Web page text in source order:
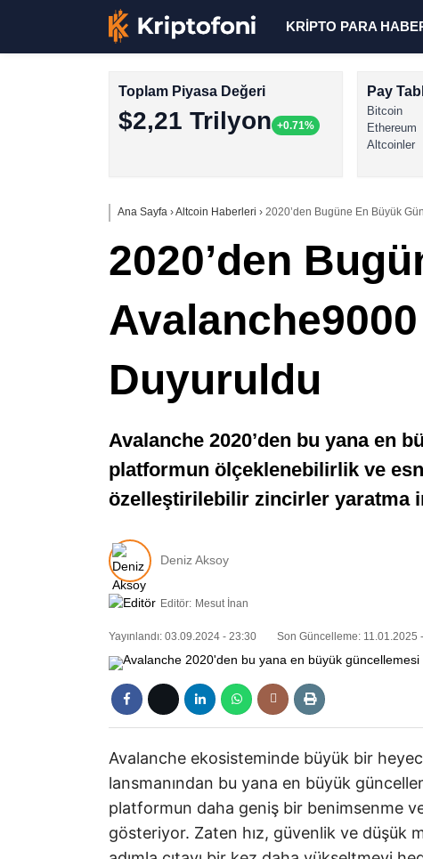
KRİPTO PARA
Toplam Piyasa Değeri
$2,21 Trilyon +0.71%
Pay
Bitcoin
Ethereum
Altcoinler
Ana Sayfa ›Altcoin Haberleri › 2020’den Bugüne En Büyük
2020’den
Duyuruldu
Avalanche 2020’den bu yana en
platformun ölçeklenebilirlik ve
özelleştirilebilir zincirler yaratma
Deniz Aksoy
Editör: Mesut İnan
Yayınlandı: 03.09.2024 - 23:30 Son Güncelleme: 11.01.2025
Avalanche ekosisteminde büyük bir
lansmanından bu yana en büyük
platformun daha geniş bir benimsenme
gösteriyor. Zaten hız, güvenlik ve düşük